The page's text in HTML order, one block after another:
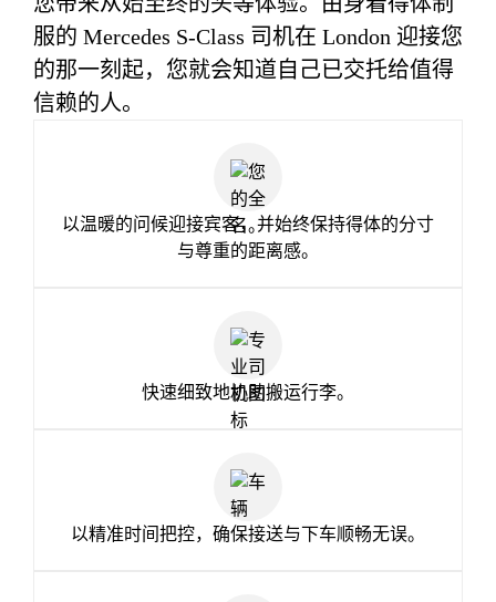
服的 Mercedes S-Class 司机在 London 迎接您
的那一刻起，您就会知道自己已交托给值得
信赖的人。
以温暖的问候迎接宾客，并始终保持得体的分寸
与尊重的距离感。
快速细致地协助搬运行李。
以精准时间把控，确保接送与下车顺畅无误。